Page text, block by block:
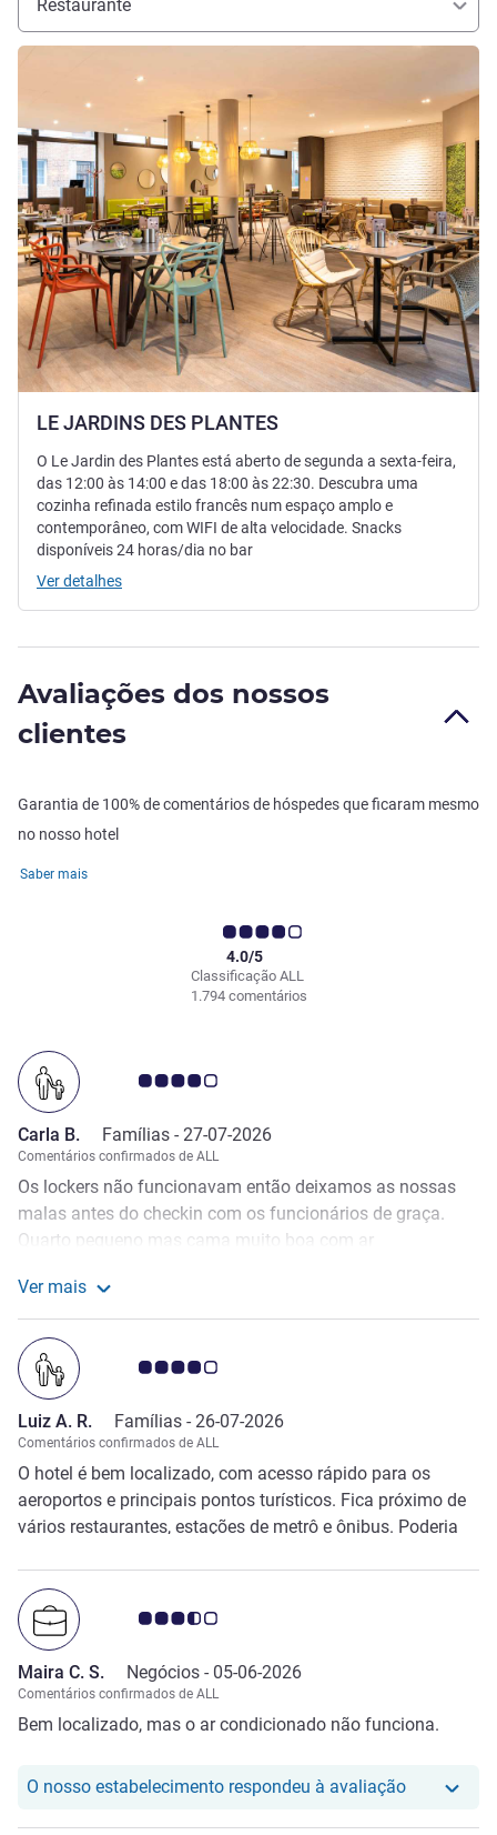
Restaurante
LE JARDINS DES PLANTES
Ver detalhes
O Le Jardin des Plantes está aberto de segunda a sexta-feira,
das 12:00 às 14:00 e das 18:00 às 22:30. Descubra uma
cozinha refinada estilo francês num espaço amplo e
contemporâneo, com WIFI de alta velocidade. Snacks
disponíveis 24 horas/dia no bar
Ver detalhes
Avaliações dos nossos
clientes
Garantia de 100% de comentários de hóspedes que ficaram mesmo
no nosso hotel
Saber mais
Classificação ALL
4.0/5
1.794 comentários
Nota clientes Avis 4.0/5
Carla B. Famílias - 27-07-2026
Comentários confirmados de ALL
Os lockers não funcionavam então deixamos as nossas
malas antes do checkin com os funcionários de graça.
Quarto pequeno mas cama muito boa com ar
alcatifa, não é higiénico e as paredes tinham algumas
manchas estranhas. Casa de banho decente. A pior parte
da estadia foi que havia barulhos à noite, de dentro do
hotel, penso que era de portas a bater, acordei várias
vezes.
Ver mais
Nota clientes Avis 4.0/5
Luiz A. R. Famílias - 26-07-2026
Comentários confirmados de ALL
O hotel é bem localizado, com acesso rápido para os
aeroportos e principais pontos turísticos. Fica próximo de
vários restaurantes, estações de metrô e ônibus. Poderia
absolutamente desnecessária e pouco prática.
Nota clientes Avis 3.5/5
Maira C. S. Negócios - 05-06-2026
Comentários confirmados de ALL
Bem localizado, mas o ar condicionado não funciona.
O nosso estabelecimento respondeu à avaliaçãoO nosso